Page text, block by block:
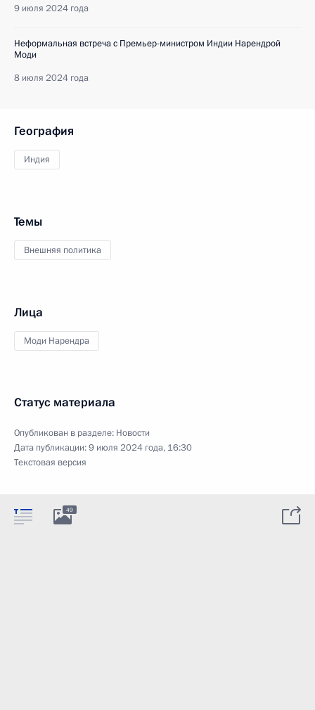
9 июля 2024 года
Неформальная встреча с Премьер-министром Индии Нарендрой
Моди
8 июля 2024 года
География
Индия
Темы
Внешняя политика
Лица
Моди Нарендра
Статус материала
Опубликован в разделе: Новости
Дата публикации:9 июля 2024 года, 16:30
Текстовая версия
49